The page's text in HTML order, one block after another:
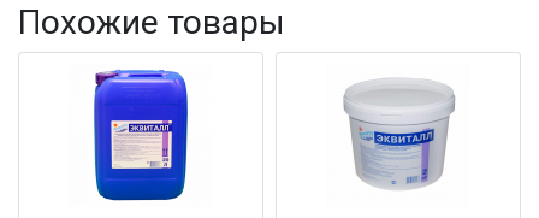
Похожие товары